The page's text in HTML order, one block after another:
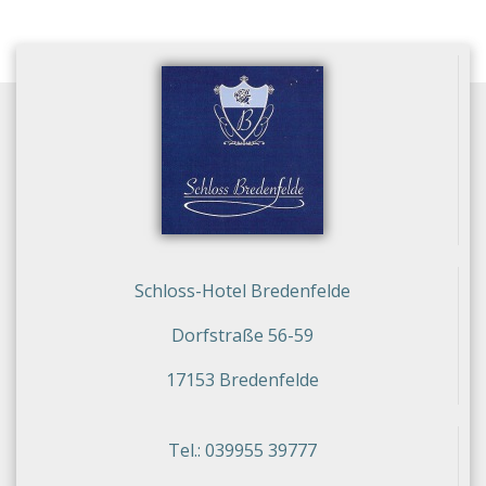
Schloss-Hotel Bredenfelde
Dorfstraße 56-59
17153 Bredenfelde
Tel.: 039955 39777